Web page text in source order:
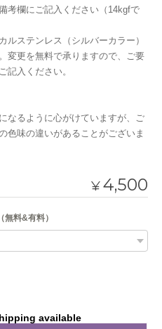
考欄にご記入ください（14kgfで
ステンレス（シルバーカラー）
変更を無料で承りますので、ご要
記入ください。
なるように心がけていますが、ご
色味の違いがあることがございま
¥4,500
無料&有料）
available